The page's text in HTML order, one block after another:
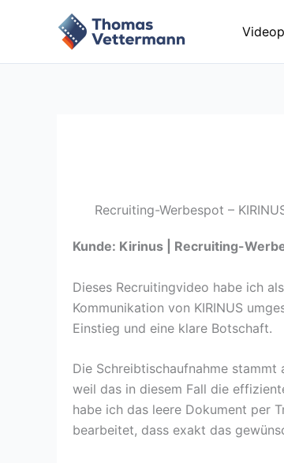
Recruiting-Werbespot –
Kunde: Kirinus | Recruiting-
Dieses Recruitingvideo habe ich
Kommunikation von KIRINUS
Einstieg und eine klare Botschaft.
Die Schreibtischaufnahme
weil das in diesem Fall die
habe ich das leere Dokument per
bearbeitet, dass exakt das